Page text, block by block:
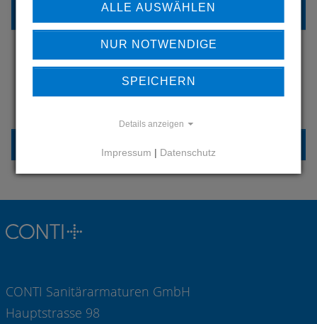
REFERENZEN
HABEN SIE FRAGEN?
CONTI Sanitärarmaturen GmbH
Hauptstrasse 98
ALLE AUSWÄHLEN
NUR NOTWENDIGE
SPEICHERN
Details anzeigen
Impressum | Datenschutz